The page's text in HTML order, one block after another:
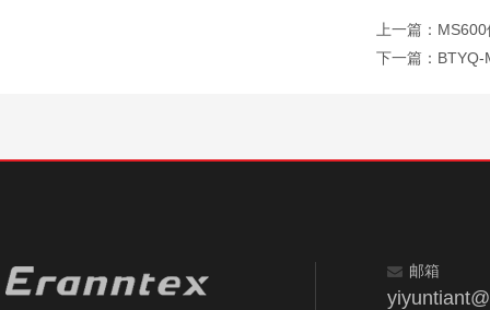
上一篇：
下一篇： BTYQ-
邮箱